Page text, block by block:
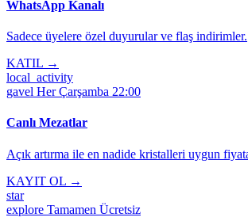
WhatsApp Kanalı
Sadece üyelere özel duyurular ve flaş indirimler.
KATIL →
local_activity
gavel Her Çarşamba 22:00
Canlı Mezatlar
Açık artırma ile en nadide kristalleri uygun
KAYIT OL →
star
explore Tamamen Ücretsiz